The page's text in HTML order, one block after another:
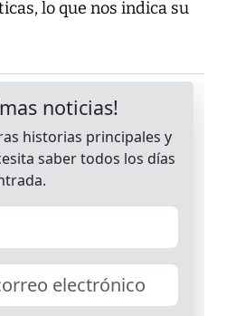
lo que nos indica su